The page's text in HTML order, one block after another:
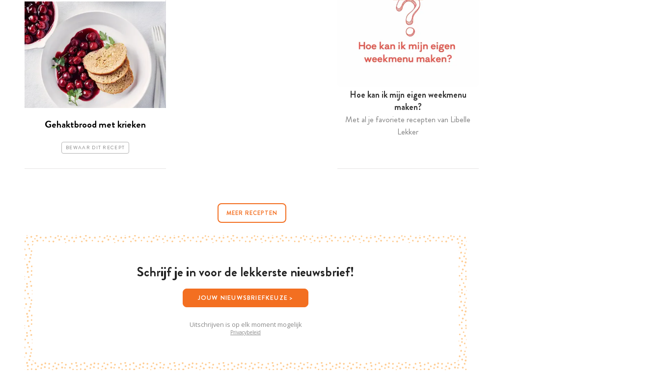
Gehaktbrood met krieken
BEWAAR DIT RECEPT
Hoe kan ik mijn eigen weekmenu
maken?
Met al je favoriete recepten van Libelle
Lekker
MEER RECEPTEN
Schrijf je in voor de lekkerste nieuwsbrief!
JOUW NIEUWSBRIEFKEUZE >
Uitschrijven is op elk moment mogelijk
Privacybeleid